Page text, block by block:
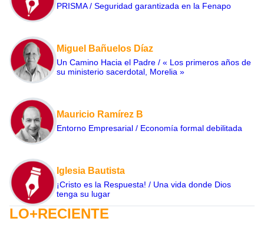
PRISMA / Seguridad garantizada en la Fenapo
Miguel Bañuelos Díaz
Un Camino Hacia el Padre / « Los primeros años de
su ministerio sacerdotal, Morelia »
Mauricio Ramírez B
Entorno Empresarial / Economía formal debilitada
Iglesia Bautista
¡Cristo es la Respuesta! / Una vida donde Dios
tenga su lugar
LO+RECIENTE